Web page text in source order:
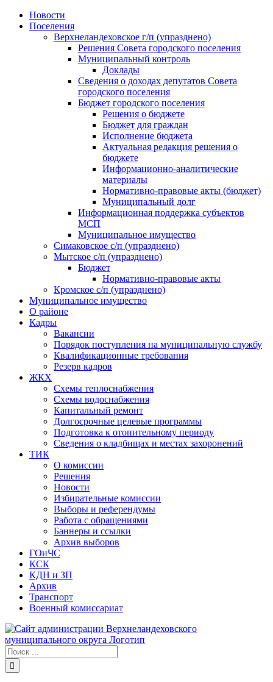
Skip
Новости
Поселения
Верхнеландеховское г/п (упразднено)
Решения Совета городского поселения
Муниципальный контроль
Доклады
Сведения о доходах депутатов Совета
городского поселения
Бюджет городского поселения
Решения о бюджете
Бюджет для граждан
Исполнение бюджета
Актуальная редакция решения о
бюджете
Информационно-аналитические
материалы
Нормативно-правовые акты (бюджет)
Муниципальный долг
Информационная поддержка субъектов
МСП
Муниципальное имущество
Симаковское с/п (упразднено)
Мытское с/п (упразднено)
Бюджет
Нормативно-правовые акты
Кромское с/п (упразднено)
Муниципальное имущество
О районе
Кадры
Вакансии
Порядок поступления на муниципальную службу
Квалификационные требования
Резерв кадров
ЖКХ
Схемы теплоснабжения
Схемы водоснабжения
Капитальный ремонт
Долгосрочные целевые программы
Подготовка к отопительному периоду
Сведения о кладбищах и местах захоронений
ТИК
О комиссии
Решения
Новости
Избирательные комиссии
Выборы и референдумы
Работа с обращениями
Баннеры и ссылки
Архив выборов
ГОиЧС
КСК
КДН и ЗП
Архив
Транспорт
Военный комиссариат
Результат
поиска: